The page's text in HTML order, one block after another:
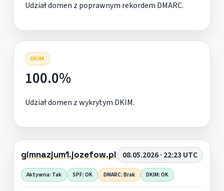
Udział domen z poprawnym rekordem DMARC.
DKIM
100.0%
Udział domen z wykrytym DKIM.
gimnazjum1.jozefow.pl 08.05.2026 · 22:23 UTC
Aktywna: Tak SPF: OK DMARC: Brak DKIM: OK